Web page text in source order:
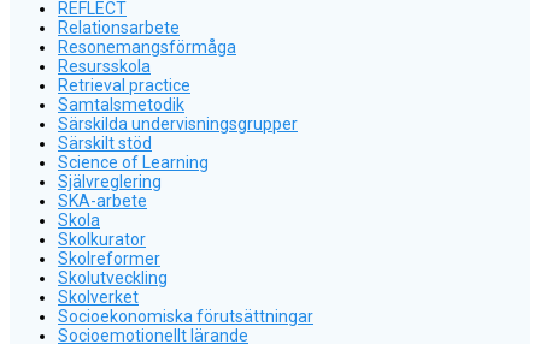
REFLECT
Relationsarbete
Resonemangsförmåga
Resursskola
Retrieval practice
Samtalsmetodik
Särskilda undervisningsgrupper
Särskilt stöd
Science of Learning
Självreglering
SKA-arbete
Skola
Skolkurator
Skolreformer
Skolutveckling
Skolverket
Socioekonomiska förutsättningar
Socioemotionellt lärande